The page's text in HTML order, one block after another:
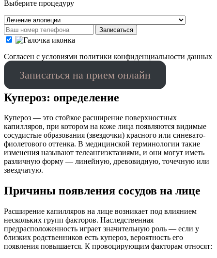
Выберите процедуру
Записаться
Cогласен с условиями политики конфиденциальности данных
Записаться на прием онлайн
Купероз: определение
Купероз — это стойкое расширение поверхностных
капилляров, при котором на коже лица появляются видимые
сосудистые образования (звездочки) красного или синевато-
фиолетового оттенка. В медицинской терминологии такие
изменения называют телеангиэктазиями, и они могут иметь
различную форму — линейную, древовидную, точечную или
звездчатую.
Причины появления сосудов на лице
Расширение капилляров на лице возникает под влиянием
нескольких групп факторов. Наследственная
предрасположенность играет значительную роль — если у
близких родственников есть купероз, вероятность его
появления повышается. К провоцирующим факторам относят: